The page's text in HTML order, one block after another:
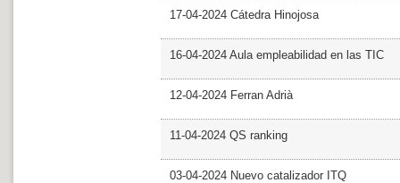
17-04-2024 Cátedra Hinojosa
16-04-2024 Aula empleabilidad en las TIC
12-04-2024 Ferran Adrià
11-04-2024 QS ranking
03-04-2024 Nuevo catalizador ITQ